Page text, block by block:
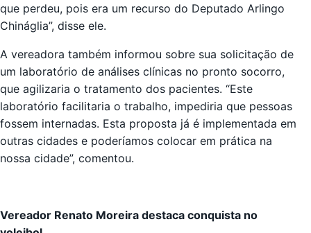
que perdeu, pois era um recurso do Deputado Arlingo
Chináglia”, disse ele.
A vereadora também informou sobre sua solicitação de
um laboratório de análises clínicas no pronto socorro,
que agilizaria o tratamento dos pacientes. “Este
laboratório facilitaria o trabalho, impediria que pessoas
fossem internadas. Esta proposta já é implementada em
outras cidades e poderíamos colocar em prática na
nossa cidade”, comentou.
Vereador Renato Moreira destaca conquista no